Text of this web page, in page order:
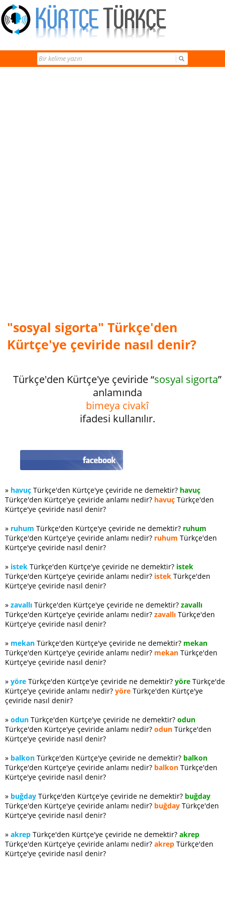
"sosyal sigorta" Türkçe'den
Kürtçe'ye çeviride nasıl denir?
Türkçe'den Kürtçe'ye çeviride “sosyal sigorta”
anlamında
bimeya civakî
ifadesi kullanılır.
» havuç Türkçe'den Kürtçe'ye çeviride ne demektir? havuç
Türkçe'den Kürtçe'ye çeviride anlamı nedir? havuç Türkçe'den
Kürtçe'ye çeviride nasıl denir?
» ruhum Türkçe'den Kürtçe'ye çeviride ne demektir? ruhum
Türkçe'den Kürtçe'ye çeviride anlamı nedir? ruhum Türkçe'den
Kürtçe'ye çeviride nasıl denir?
» istek Türkçe'den Kürtçe'ye çeviride ne demektir? istek
Türkçe'den Kürtçe'ye çeviride anlamı nedir? istek Türkçe'den
Kürtçe'ye çeviride nasıl denir?
» zavallı Türkçe'den Kürtçe'ye çeviride ne demektir? zavallı
Türkçe'den Kürtçe'ye çeviride anlamı nedir? zavallı Türkçe'den
Kürtçe'ye çeviride nasıl denir?
» mekan Türkçe'den Kürtçe'ye çeviride ne demektir? mekan
Türkçe'den Kürtçe'ye çeviride anlamı nedir? mekan Türkçe'den
Kürtçe'ye çeviride nasıl denir?
» yöre Türkçe'den Kürtçe'ye çeviride ne demektir? yöre
Kürtçe'ye çeviride anlamı nedir? yöre Türkçe'den Kürtçe'ye
çeviride nasıl denir?
» odun Türkçe'den Kürtçe'ye çeviride ne demektir? odun
Türkçe'den Kürtçe'ye çeviride anlamı nedir? odun Türkçe'den
Kürtçe'ye çeviride nasıl denir?
» balkon Türkçe'den Kürtçe'ye çeviride ne demektir? balkon
Türkçe'den Kürtçe'ye çeviride anlamı nedir? balkon Türkçe'den
Kürtçe'ye çeviride nasıl denir?
» buğday Türkçe'den Kürtçe'ye çeviride ne demektir? buğday
Türkçe'den Kürtçe'ye çeviride anlamı nedir? buğday Türkçe'den
Kürtçe'ye çeviride nasıl denir?
» akrep Türkçe'den Kürtçe'ye çeviride ne demektir? akrep
Türkçe'den Kürtçe'ye çeviride anlamı nedir? akrep Türkçe'den
Kürtçe'ye çeviride nasıl denir?